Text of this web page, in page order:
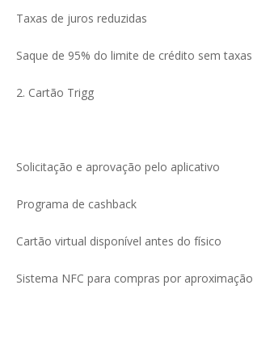
Taxas de juros reduzidas
Saque de 95% do limite de crédito sem taxas
2. Cartão Trigg
Solicitação e aprovação pelo aplicativo
Programa de cashback
Cartão virtual disponível antes do físico
Sistema NFC para compras por aproximação